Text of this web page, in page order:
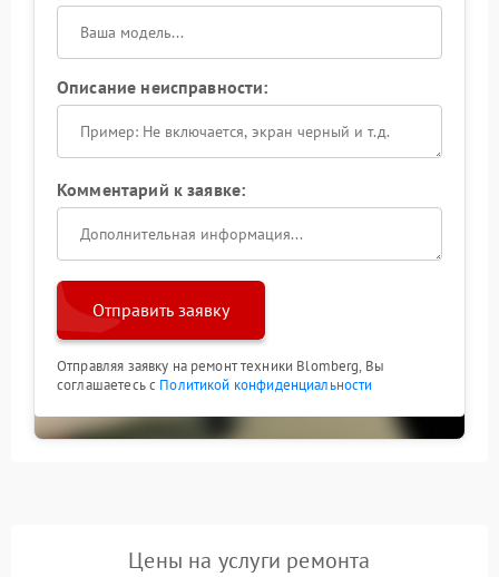
Описание неисправности:
Комментарий к заявке:
Отправить заявку
Отправляя заявку на ремонт техники Blomberg, Вы
соглашаетесь с Политикой конфиденциальности
Цены на услуги ремонта